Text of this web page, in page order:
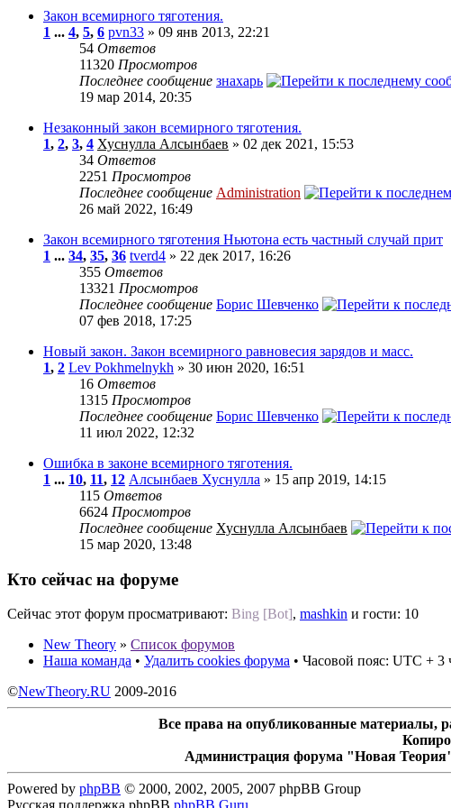
Закон всемирного тяготения.
1 ... 4, 5, 6 pvn33 » 09 янв 2013, 22:21
54 Ответов
11320 Просмотров
Последнее сообщение знахарь
19 мар 2014, 20:35
Незаконный закон всемирного тяготения.
1, 2, 3, 4 Хуснулла Алсынбаев » 02 дек 2021, 15:53
34 Ответов
2251 Просмотров
Последнее сообщение Administration
26 май 2022, 16:49
Закон всемирного тяготения Ньютона есть частный случай прит
1 ... 34, 35, 36 tverd4 » 22 дек 2017, 16:26
355 Ответов
13321 Просмотров
Последнее сообщение Борис Шевченко
07 фев 2018, 17:25
Новый закон. Закон всемирного равновесия зарядов и масс.
1, 2 Lev Pokhmelnykh » 30 июн 2020, 16:51
16 Ответов
1315 Просмотров
Последнее сообщение Борис Шевченко
11 июл 2022, 12:32
Ошибка в законе всемирного тяготения.
1 ... 10, 11, 12 Алсынбаев Хуснулла » 15 апр 2019, 14:15
115 Ответов
6624 Просмотров
Последнее сообщение Хуснулла Алсынбаев
15 мар 2020, 13:48
Кто сейчас на форуме
Сейчас этот форум просматривают: Bing [Bot], mashkin и гости: 10
New Theory » Список форумов
Наша команда • Удалить cookies форума • Часовой пояс: UTC + 3
©NewTheory.RU 2009-2016
Все права на опубликованные материалы,
Администрация форума "Новая Теория"
Powered by phpBB © 2000, 2002, 2005, 2007 phpBB Group